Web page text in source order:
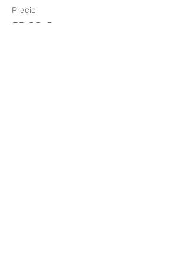
Precio
55,00 €